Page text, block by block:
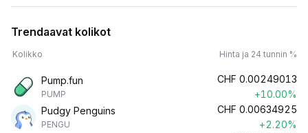
Trendaavat kolikot
Kolikko Hinta ja 24 tunnin %
Pump.fun
PUMP
CHF 0.00249013
+10.00%
Pudgy Penguins
PENGU
CHF 0.00634925
+2.20%